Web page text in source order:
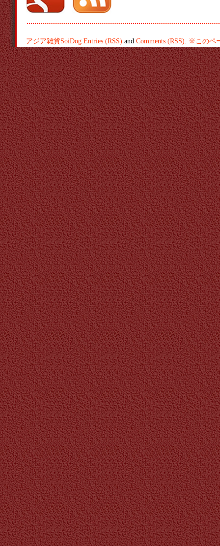
アジア雑貨SoiDog Entries (RSS) and Comments (RSS) ※このペ